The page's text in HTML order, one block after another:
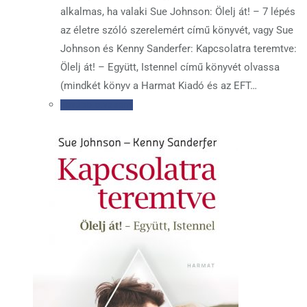
alkalmas, ha valaki Sue Johnson: Ölelj át! – 7 lépés
az életre szóló szerelemért című könyvét, vagy Sue
Johnson és Kenny Sanderfer: Kapcsolatra teremtve:
Ölelj át! – Együtt, Istennel című könyvét olvassa
(mindkét könyv a Harmat Kiadó és az EFT…